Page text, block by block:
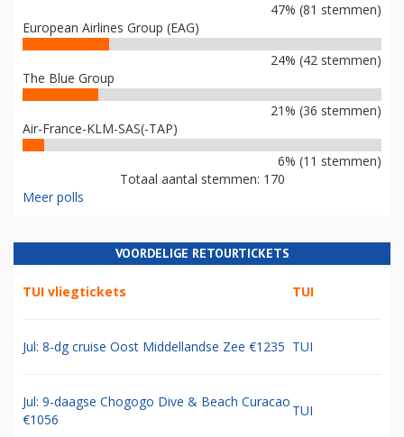
47% (81 stemmen)
European Airlines Group (EAG)
24% (42 stemmen)
The Blue Group
21% (36 stemmen)
Air-France-KLM-SAS(-TAP)
6% (11 stemmen)
Totaal aantal stemmen: 170
Meer polls
VOORDELIGE RETOURTICKETS
TUI vliegtickets TUI
Jul: 8-dg cruise Oost Middellandse Zee €1235 TUI
Jul: 9-daagse Chogogo Dive & Beach Curacao
€1056
TUI